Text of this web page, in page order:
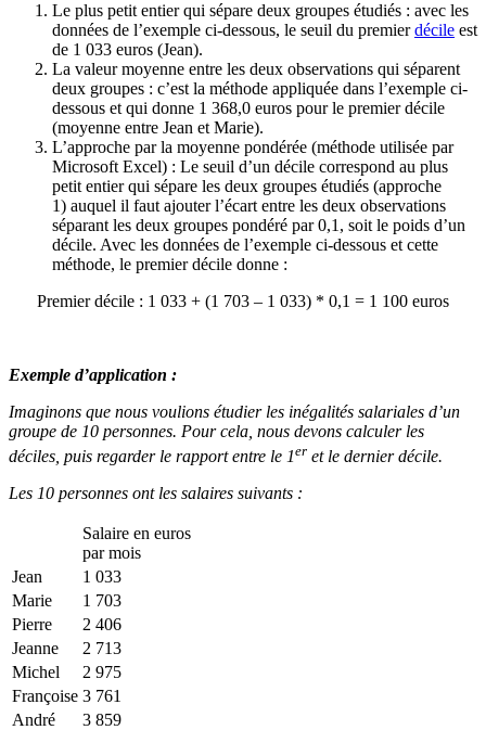
Le plus petit entier qui sépare deux groupes étudiés : avec les
données de l’exemple ci-dessous, le seuil du premierdécile est
de 1 033 euros (Jean).
La valeur moyenne entre les deux observations qui séparent
deux groupes : c’est la méthode appliquée dans l’exemple ci-
dessous et qui donne 1 368,0 euros pour le premier décile
(moyenne entre Jean et Marie).
L’approche par la moyenne pondérée (méthode utilisée par
Microsoft Excel) : Le seuil d’un décile correspond au plus
petit entier qui sépare les deux groupes étudiés (approche
1) auquel il faut ajouter l’écart entre les deux observations
séparant les deux groupes pondéré par 0,1, soit le poids d’un
décile. Avec les données de l’exemple ci-dessous et cette
méthode, le premier décile donne :
Premier décile : 1 033 + (1 703 – 1 033) * 0,1 = 1 100 euros
Exemple d’application :
Imaginons que nous voulions étudier les inégalités salariales d’un
groupe de 10 personnes. Pour cela, nous devons calculer les
déciles, puis regarder le rapport entre le 1er et le dernier décile.
Les 10 personnes ont les salaires suivants :
Salaire en euros
par mois
Jean
1 033
Marie
1 703
Pierre
2 406
Jeanne
2 713
Michel
2 975
Françoise 3 761
André
3 859